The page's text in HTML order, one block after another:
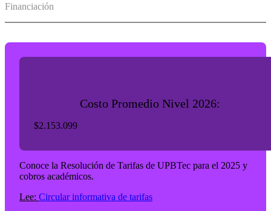
Financiación
Costo Promedio Nivel 2026:
$2.153.099
Conoce la Resolución de Tarifas de UPBTec para el 2025 y
cobros académicos.
Lee: Circular informativa de tarifas